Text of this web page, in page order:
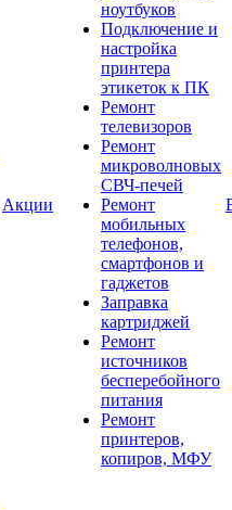
Акции
ноутбуков
Подключение и
настройка
принтера
этикеток к ПК
Ремонт
телевизоров
Ремонт
микроволновых
СВЧ-печей
Ремонт
мобильных
телефонов,
смартфонов и
гаджетов
Заправка
картриджей
Ремонт
источников
бесперебойного
питания
Ремонт
принтеров,
копиров, МФУ